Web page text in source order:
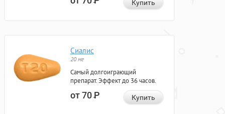
Купить
Сиалис
20 мг
Самый долгоиграющий
препарат. Эффект до 36 часов.
от 70Р Купить